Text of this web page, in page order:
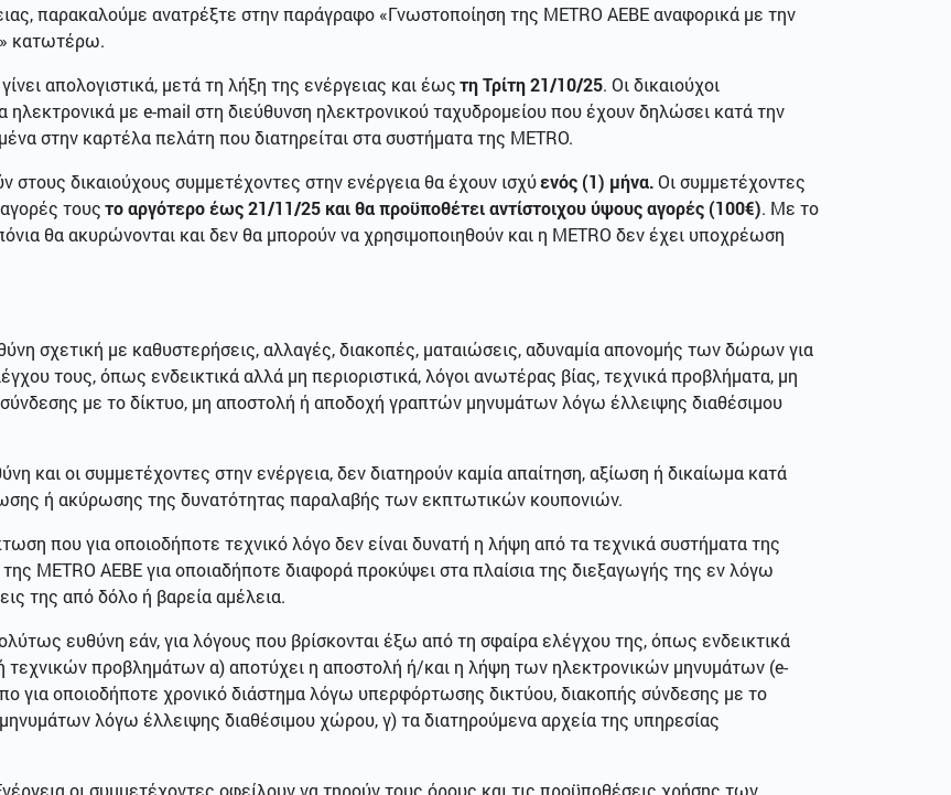
παρακαλούμε ανατρέξτε στην παράγραφο «Γνωστοποίηση της ΜΕΤRΟ ΑΕΒΕ αναφορικά με την
κατωτέρω.
απολογιστικά, μετά τη λήξη της ενέργειας και έωςτη Τρίτη 21/10/25. Οι δικαιούχοι
με e-mail στη διεύθυνση ηλεκτρονικού ταχυδρομείου που έχουν δηλώσει κατά την
στην καρτέλα πελάτη που διατηρείται στα συστήματα της METRΟ.
δικαιούχους συμμετέχοντες στην ενέργεια θα έχουν ισχύενός (1) μήνα.Οι συμμετέχοντες
τουςτο αργότερο έως 21/11/25 και θα προϋποθέτει αντίστοιχου ύψους αγορές (100€). Με το
θα ακυρώνονται και δεν θα μπορούν να χρησιμοποιηθούν και η ΜΕΤRΟ δεν έχει υποχρέωση
σχετική με καθυστερήσεις, αλλαγές, διακοπές, ματαιώσεις, αδυναμία απονομής των δώρων για
τους, όπως ενδεικτικά αλλά μη περιοριστικά, λόγοι ανωτέρας βίας, τεχνικά προβλήματα, μη
με το δίκτυο, μη αποστολή ή αποδοχή γραπτών μηνυμάτων λόγω έλλειψης διαθέσιμου
και οι συμμετέχοντες στην ενέργεια, δεν διατηρούν καμία απαίτηση, αξίωση ή δικαίωμα κατά
ή ακύρωσης της δυνατότητας παραλαβής των εκπτωτικών κουπονιών.
που για οποιοδήποτε τεχνικό λόγο δεν είναι δυνατή η λήψη από τα τεχνικά συστήματα της
METRO AEBE για οποιαδήποτε διαφορά προκύψει στα πλαίσια της διεξαγωγής της εν λόγω
της από δόλο ή βαρεία αμέλεια.
ευθύνη εάν, για λόγους που βρίσκονται έξω από τη σφαίρα ελέγχου της, όπως ενδεικτικά
τεχνικών προβλημάτων α) αποτύχει η αποστολή ή/και η λήψη των ηλεκτρονικών μηνυμάτων (e-
για οποιοδήποτε χρονικό διάστημα λόγω υπερφόρτωσης δικτύου, διακοπής σύνδεσης με το
λόγω έλλειψης διαθέσιμου χώρου, γ) τα διατηρούμενα αρχεία της υπηρεσίας
οι συμμετέχοντες οφείλουν να τηρούν τους όρους και τις προϋποθέσεις χρήσης των